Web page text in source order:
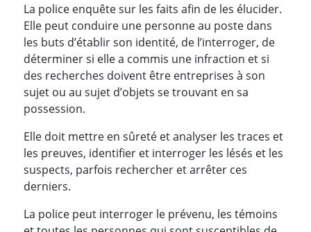
La police enquête sur les faits afin de les élucider.
Elle peut conduire une personne au poste dans
les buts d’établir son identité, de l’interroger, de
déterminer si elle a commis une infraction et si
des recherches doivent être entreprises à son
sujet ou au sujet d’objets se trouvant en sa
possession.
Elle doit mettre en sûreté et analyser les traces et
les preuves, identifier et interroger les lésés et les
suspects, parfois rechercher et arrêter ces
derniers.
La police peut interroger le prévenu, les témoins